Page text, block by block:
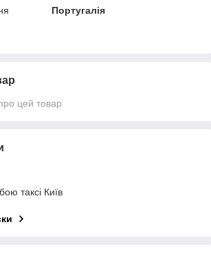
Португалія
цей товар
таксі Київ